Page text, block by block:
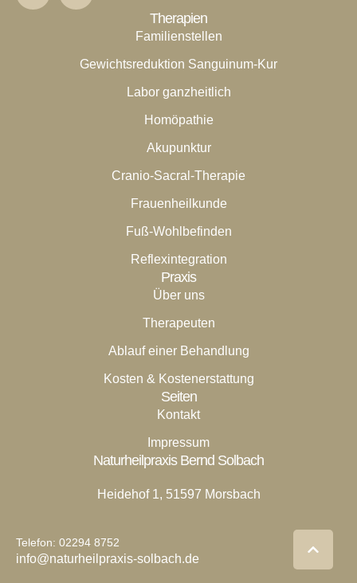
Therapien
Familienstellen
Gewichtsreduktion Sanguinum-Kur
Labor ganzheitlich
Homöpathie
Akupunktur
Cranio-Sacral-Therapie
Frauenheilkunde
Fuß-Wohlbefinden
Reflexintegration
Praxis
Über uns
Therapeuten
Ablauf einer Behandlung
Kosten & Kostenerstattung
Seiten
Kontakt
Impressum
Naturheilpraxis Bernd Solbach
Heidehof 1, 51597 Morsbach
Telefon: 02294 8752
info@naturheilpraxis-solbach.de